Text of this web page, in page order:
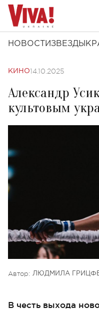
НОВОСТИ ЗВЕЗДЫ
КИНО14.10.2025
Александр
культовым
Автор: ЛЮДМИЛА
В честь выхода